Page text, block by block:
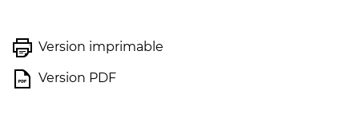
Version imprimable
Version PDF